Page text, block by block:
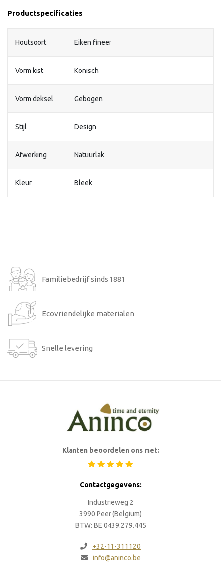
Productspecificaties
Houtsoort Eiken fineer
Vorm kist Konisch
Vorm deksel Gebogen
Stijl Design
Afwerking Natuurlak
Kleur Bleek
Familiebedrijf sinds 1881
Ecovriendelijke materialen
Snelle levering
Klanten beoordelen ons met:
Contactgegevens:
Industrieweg 2
3990 Peer (Belgium)
BTW: BE 0439.279.445
+32-11-311120
info@aninco.be